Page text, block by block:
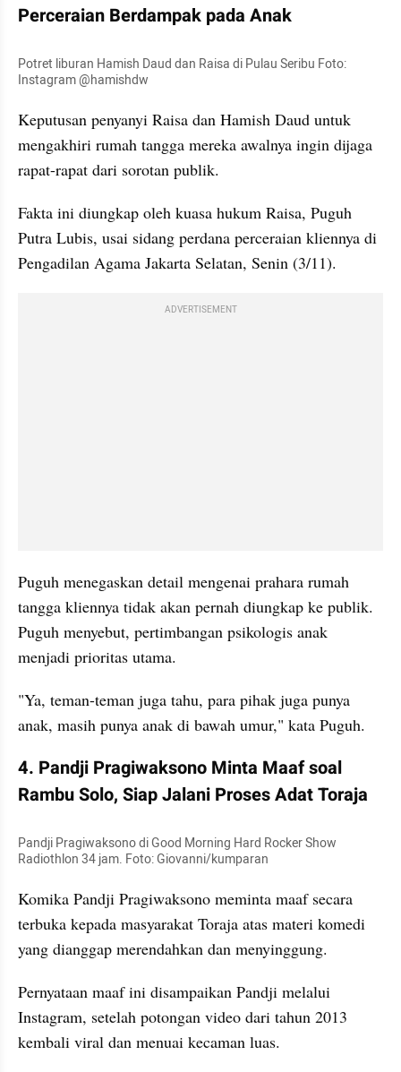
Perceraian Berdampak pada Anak
Potret liburan Hamish Daud dan Raisa di Pulau Seribu Foto:
Instagram @hamishdw
Keputusan penyanyi Raisa dan Hamish Daud untuk
mengakhiri rumah tangga mereka awalnya ingin dijaga
rapat-rapat dari sorotan publik.
Fakta ini diungkap oleh kuasa hukum Raisa, Puguh
Putra Lubis, usai sidang perdana perceraian kliennya di
Pengadilan Agama Jakarta Selatan, Senin (3/11).
ADVERTISEMENT
Puguh menegaskan detail mengenai prahara rumah
tangga kliennya tidak akan pernah diungkap ke publik.
Puguh menyebut, pertimbangan psikologis anak
menjadi prioritas utama.
"Ya, teman-teman juga tahu, para pihak juga punya
anak, masih punya anak di bawah umur," kata Puguh.
4. Pandji Pragiwaksono Minta Maaf soal
Rambu Solo, Siap Jalani Proses Adat Toraja
Pandji Pragiwaksono di Good Morning Hard Rocker Show
Radiothlon 34 jam. Foto: Giovanni/kumparan
Komika Pandji Pragiwaksono meminta maaf secara
terbuka kepada masyarakat Toraja atas materi komedi
yang dianggap merendahkan dan menyinggung.
Pernyataan maaf ini disampaikan Pandji melalui
Instagram, setelah potongan video dari tahun 2013
kembali viral dan menuai kecaman luas.